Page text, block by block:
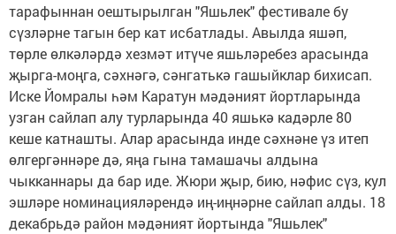
тарафыннан оештырылган "Яшьлек" фестивале бу
сүзләрне тагын бер кат исбатлады. Авылда яшәп,
төрле өлкәләрдә хезмәт итүче яшьләребез арасында
җырга-моңга, сәхнәгә, сәнгатькә гашыйклар бихисап.
Иске Йомралы һәм Каратун мәдәният йортларында
узган сайлап алу турларында 40 яшькә кадәрле 80
кеше катнашты. Алар арасында инде сәхнәне үз итеп
өлгергәннәре дә, яңа гына тамашачы алдына
чыкканнары да бар иде. Жюри җыр, бию, нәфис сүз, кул
эшләре номинацияләрендә иң-иңнәрне сайлап алды. 18
декабрьдә район мәдәният йортында "Яшьлек"